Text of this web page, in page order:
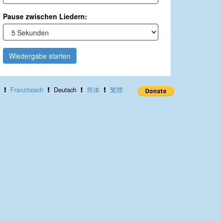
Pause zwischen Liedern:
Wiedergabe starten
Französisch Deutsch 简体 繁體